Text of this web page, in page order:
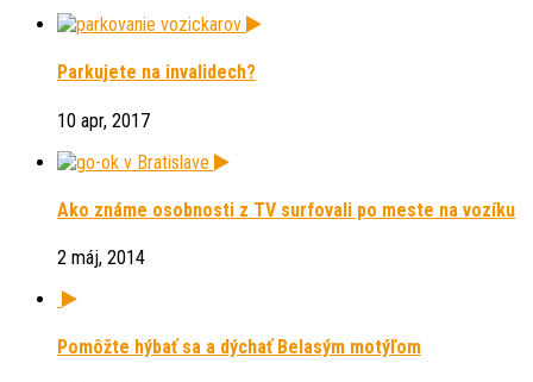
Parkujete na invalidech?
10 apr, 2017
Ako známe osobnosti z TV surfovali po meste na vozíku
2 máj, 2014
Pomôžte hýbať sa a dýchať Belasým motýľom